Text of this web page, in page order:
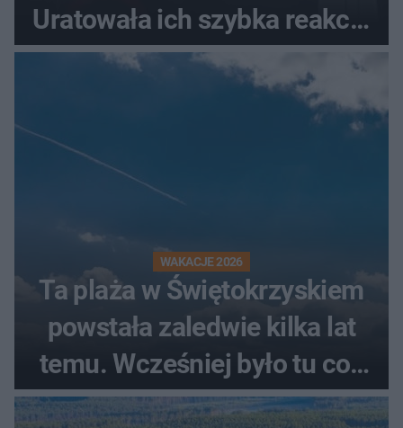
Uratowała ich szybka reakcja
świadków
WAKACJE 2026
Ta plaża w Świętokrzyskiem
powstała zaledwie kilka lat
temu. Wcześniej było tu coś
zupełnie innego